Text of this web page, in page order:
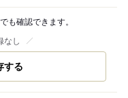
も確認できます。
なし
する